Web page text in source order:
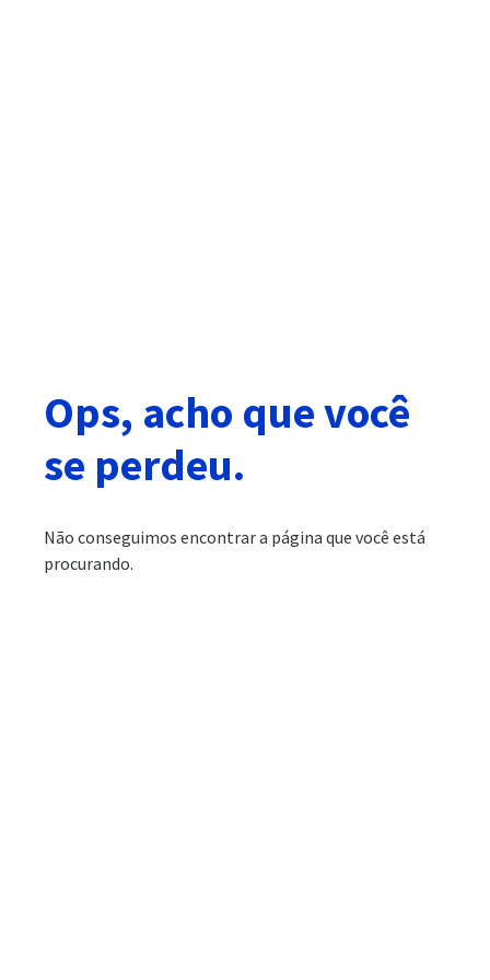
Ops, acho que você
se perdeu.
Não conseguimos encontrar a página que você está
procurando.